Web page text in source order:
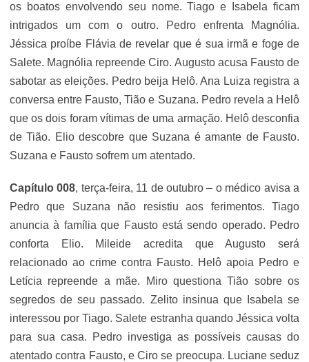
os boatos envolvendo seu nome. Tiago e Isabela ficam
intrigados um com o outro. Pedro enfrenta Magnólia.
Jéssica proíbe Flávia de revelar que é sua irmã e foge de
Salete. Magnólia repreende Ciro. Augusto acusa Fausto de
sabotar as eleições. Pedro beija Helô. Ana Luiza registra a
conversa entre Fausto, Tião e Suzana. Pedro revela a Helô
que os dois foram vítimas de uma armação. Helô desconfia
de Tião. Elio descobre que Suzana é amante de Fausto.
Suzana e Fausto sofrem um atentado.
Capítulo 008, terça-feira, 11 de outubro – o médico avisa a
Pedro que Suzana não resistiu aos ferimentos. Tiago
anuncia à família que Fausto está sendo operado. Pedro
conforta Elio. Mileide acredita que Augusto será
relacionado ao crime contra Fausto. Helô apoia Pedro e
Letícia repreende a mãe. Miro questiona Tião sobre os
segredos de seu passado. Zelito insinua que Isabela se
interessou por Tiago. Salete estranha quando Jéssica volta
para sua casa. Pedro investiga as possíveis causas do
atentado contra Fausto, e Ciro se preocupa. Luciane seduz